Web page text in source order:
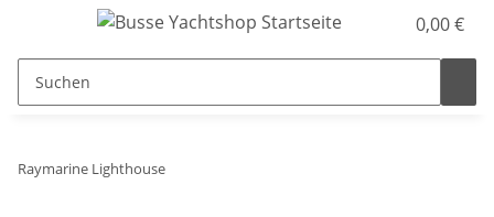
0,00 €
Raymarine Lighthouse